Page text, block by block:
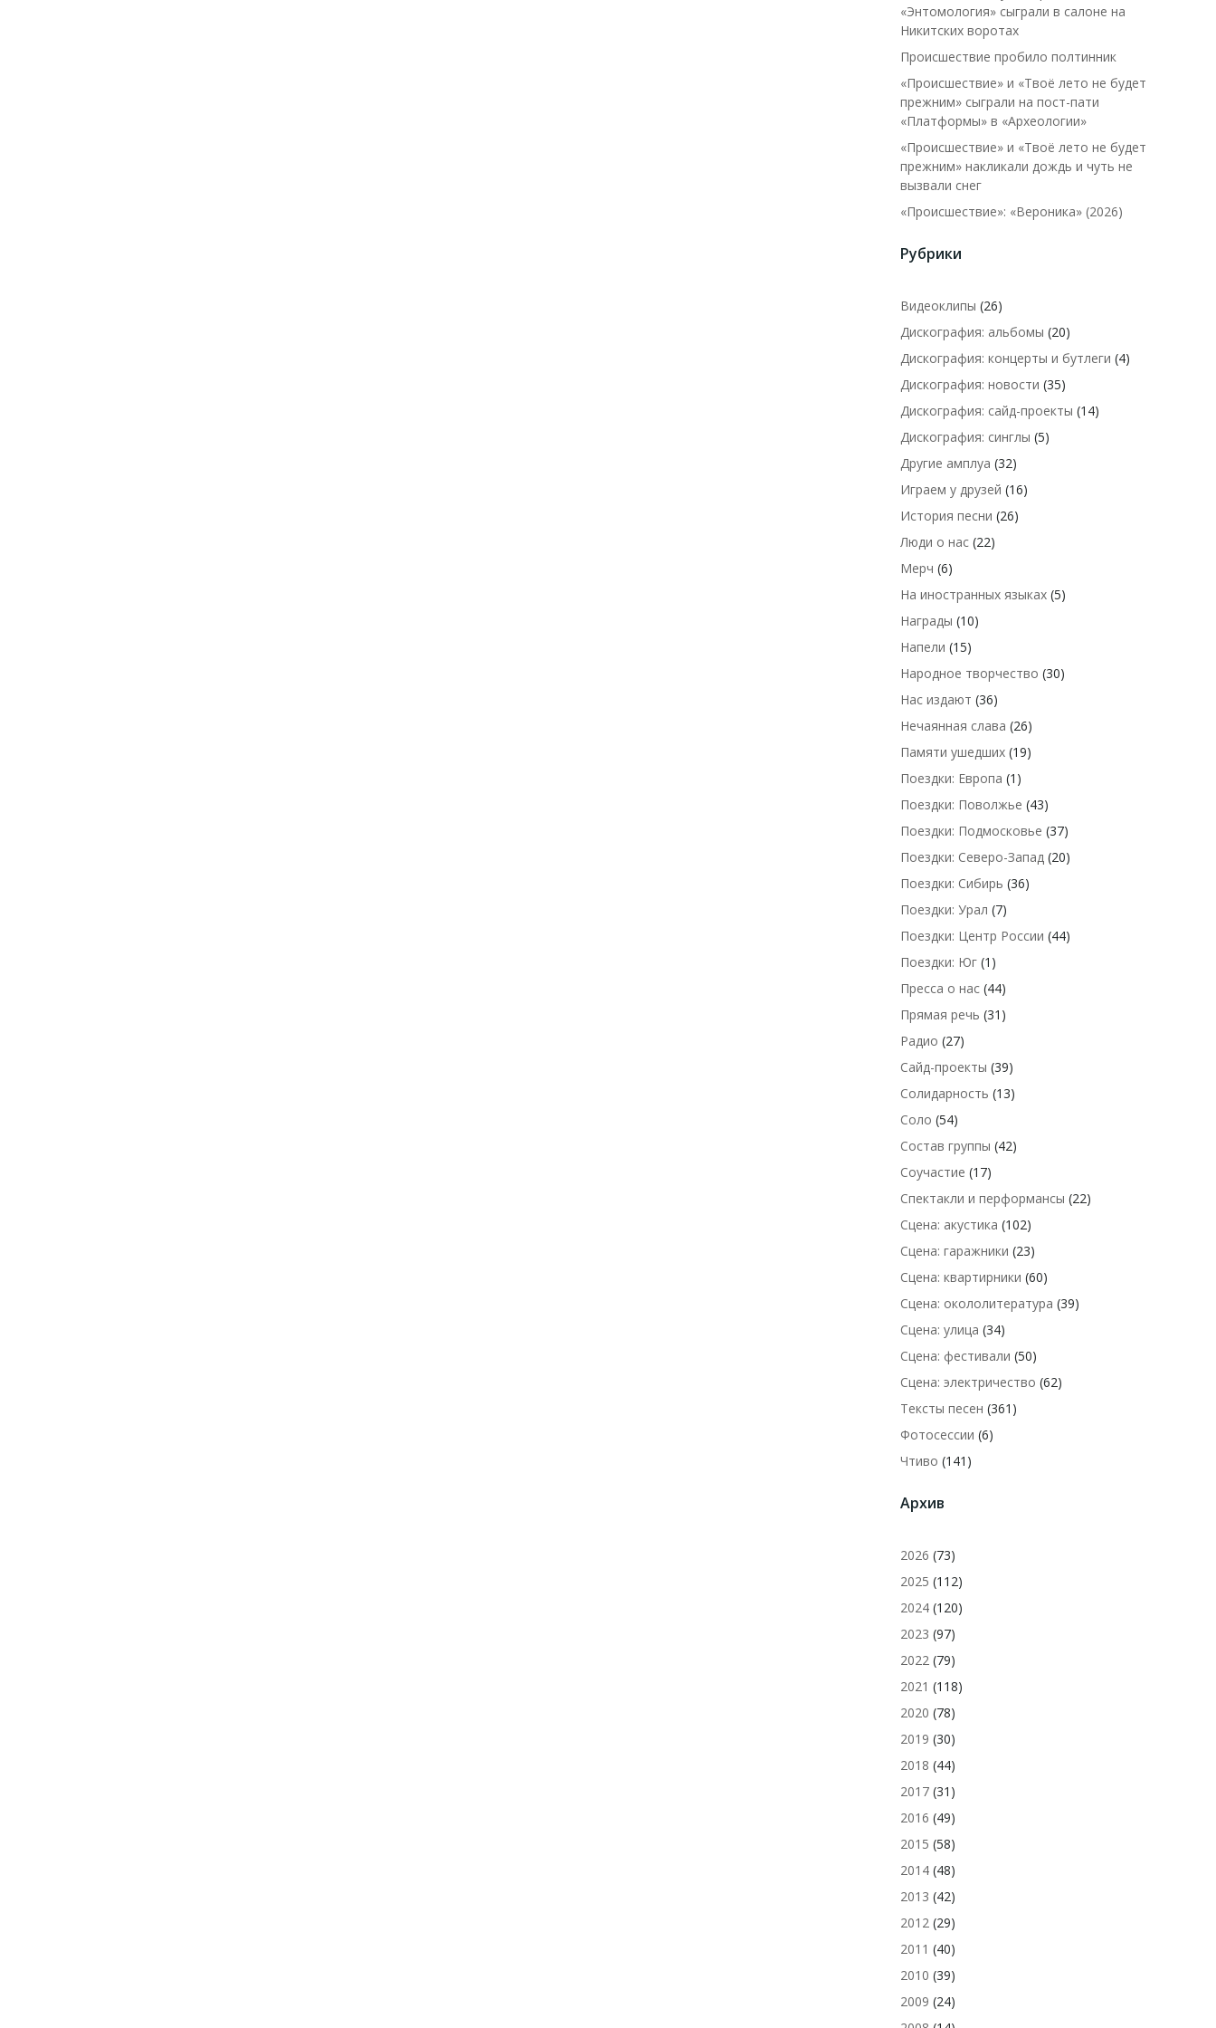
«Энтомология» сыграли в салоне на
Никитских воротах
Происшествие пробило полтинник
«Происшествие» и «Твоё лето не будет
прежним» сыграли на пост-пати
«Платформы» в «Археологии»
«Происшествие» и «Твоё лето не будет
прежним» накликали дождь и чуть не
вызвали снег
«Происшествие»: «Вероника» (2026)
Рубрики
Видеоклипы (26)
Дискография: альбомы (20)
Дискография: концерты и бутлеги (4)
Дискография: новости (35)
Дискография: сайд-проекты (14)
Дискография: синглы (5)
Другие амплуа (32)
Играем у друзей (16)
История песни (26)
Люди о нас (22)
Мерч (6)
На иностранных языках (5)
Награды (10)
Напели (15)
Народное творчество (30)
Нас издают (36)
Нечаянная слава (26)
Памяти ушедших (19)
Поездки: Европа (1)
Поездки: Поволжье (43)
Поездки: Подмосковье (37)
Поездки: Северо-Запад (20)
Поездки: Сибирь (36)
Поездки: Урал (7)
Поездки: Центр России (44)
Поездки: Юг (1)
Пресса о нас (44)
Прямая речь (31)
Радио (27)
Сайд-проекты (39)
Солидарность (13)
Соло (54)
Состав группы (42)
Соучастие (17)
Спектакли и перформансы (22)
Сцена: акустика (102)
Сцена: гаражники (23)
Сцена: квартирники (60)
Сцена: окололитература (39)
Сцена: улица (34)
Сцена: фестивали (50)
Сцена: электричество (62)
Тексты песен (361)
Фотосессии (6)
Чтиво (141)
Архив
2026 (73)
2025 (112)
2024 (120)
2023 (97)
2022 (79)
2021 (118)
2020 (78)
2019 (30)
2018 (44)
2017 (31)
2016 (49)
2015 (58)
2014 (48)
2013 (42)
2012 (29)
2011 (40)
2010 (39)
2009 (24)